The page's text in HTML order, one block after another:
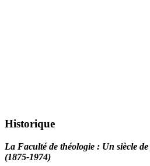
Historique
La Faculté de théologie : Un siècle
(1875-1974)